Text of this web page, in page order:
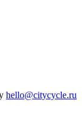
hello@citycycle.ru